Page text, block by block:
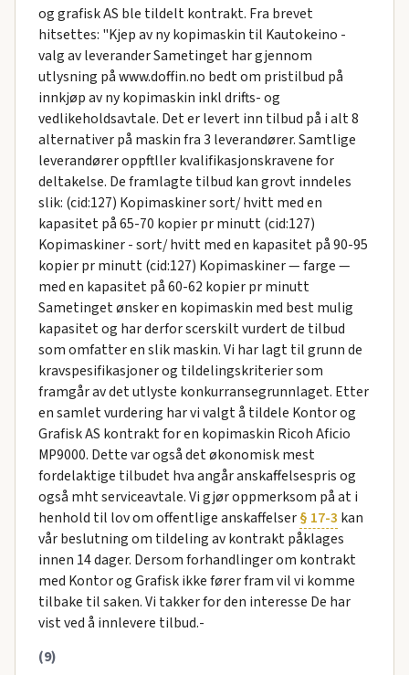
og grafisk AS ble tildelt kontrakt. Fra brevet
hitsettes: "Kjep av ny kopimaskin til Kautokeino -
valg av leverander Sametinget har gjennom
utlysning på www.doffin.no bedt om pristilbud på
innkjøp av ny kopimaskin inkl drifts- og
vedlikeholdsavtale. Det er levert inn tilbud på i alt 8
alternativer på maskin fra 3 leverandører. Samtlige
leverandører oppftller kvalifikasjonskravene for
deltakelse. De framlagte tilbud kan grovt inndeles
slik: (cid:127) Kopimaskiner sort/ hvitt med en
kapasitet på 65-70 kopier pr minutt (cid:127)
Kopimaskiner - sort/ hvitt med en kapasitet på 90-95
kopier pr minutt (cid:127) Kopimaskiner — farge —
med en kapasitet på 60-62 kopier pr minutt
Sametinget ønsker en kopimaskin med best mulig
kapasitet og har derfor scerskilt vurdert de tilbud
som omfatter en slik maskin. Vi har lagt til grunn de
kravspesifikasjoner og tildelingskriterier som
framgår av det utlyste konkurransegrunnlaget. Etter
en samlet vurdering har vi valgt å tildele Kontor og
Grafisk AS kontrakt for en kopimaskin Ricoh Aficio
MP9000. Dette var også det økonomisk mest
fordelaktige tilbudet hva angår anskaffelsespris og
også mht serviceavtale. Vi gjør oppmerksom på at i
henhold til lov om offentlige anskaffelser§ 17-3 kan
vår beslutning om tildeling av kontrakt påklages
innen 14 dager. Dersom forhandlinger om kontrakt
med Kontor og Grafisk ikke fører fram vil vi komme
tilbake til saken. Vi takker for den interesse De har
vist ved å innlevere tilbud.-
(9)